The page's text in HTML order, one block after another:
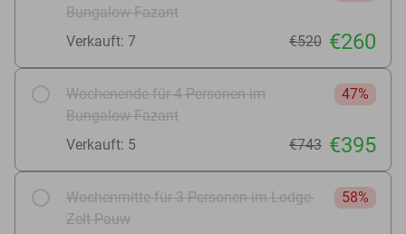
Bungalow Fazant
Verkauft: 7 €520 €260
Wochenende für 4 Personen im
Bungalow Fazant
47%
Verkauft: 5 €743 €395
Wochenmitte für 3 Personen im Lodge-
Zelt Pauw
58%